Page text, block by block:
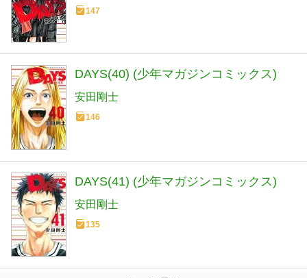
147
DAYS(40) (少年マガジンコミックス)
安田剛士
146
DAYS(41) (少年マガジンコミックス)
安田剛士
135